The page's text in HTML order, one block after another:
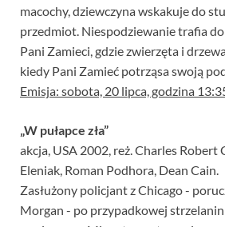
macochy, dziewczyna wskakuje do
przedmiot. Niespodziewanie trafia
Pani Zamieci, gdzie zwierzęta i
kiedy Pani Zamieć potrząsa swoją
Emisja: sobota, 20 lipca, godzina
„W pułapce zła”
akcja, USA 2002, reż. Charles Robert
Eleniak, Roman Podhora, Dean Cain.
Zasłużony policjant z Chicago -
Morgan - po przypadkowej